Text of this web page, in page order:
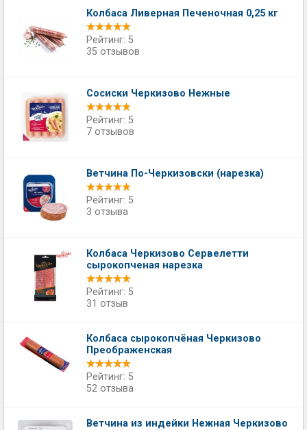
Колбаса Ливерная Печеночная 0,25 кг
Рейтинг: 5
35 отзывов
Сосиски Черкизово Нежные
Рейтинг: 5
7 отзывов
Ветчина По-Черкизовски (нарезка)
Рейтинг: 5
3 отзыва
Колбаса Черкизово Сервелетти
сырокопченая нарезка
Рейтинг: 5
31 отзыв
Колбаса сырокопчёная Черкизово
Преображенская
Рейтинг: 5
52 отзыва
Ветчина из индейки Нежная Черкизово